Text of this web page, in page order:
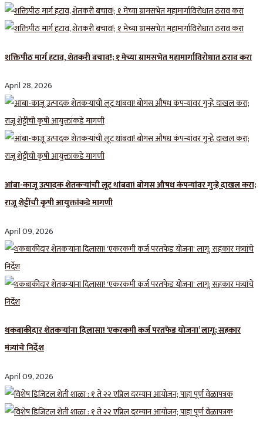
शक्तिपीठ मार्ग हटाव, शेतकरी बचाव!; १ मेच्या ग्रामसभेत महामार्गाविरोधात ठराव करा
April 28, 2026
आंबा-काजू उत्पादक शेतकऱ्यांची लूट थांबवा! बोगस औषध कंपन्यांवर गुन्हे दाखल करा;
राजू शेट्टींची कृषी आयुक्तांकडे मागणी
April 09, 2026
थकबाकीदार शेतकऱ्यांना दिलासा! ‘एकरकमी कर्ज परतफेड योजना’ लागू; सहकार
मंत्र्यांचे निर्देश
April 09, 2026